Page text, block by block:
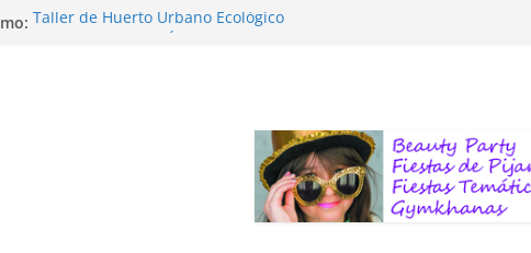
Taller de Huerto Urbano Ecológico